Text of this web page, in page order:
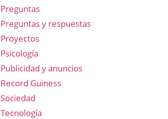
Preguntas
Preguntas y respuestas
Proyectos
Psicología
Publicidad y anuncios
Record Guiness
Sociedad
Tecnología